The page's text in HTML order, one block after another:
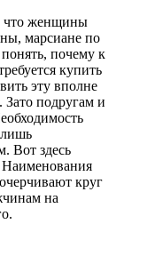
что женщины
марсиане по
почему к
купить
эту вполне
подругам и
Вот здесь
круг
на